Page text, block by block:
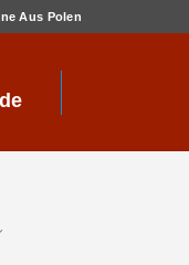
Aus Polen